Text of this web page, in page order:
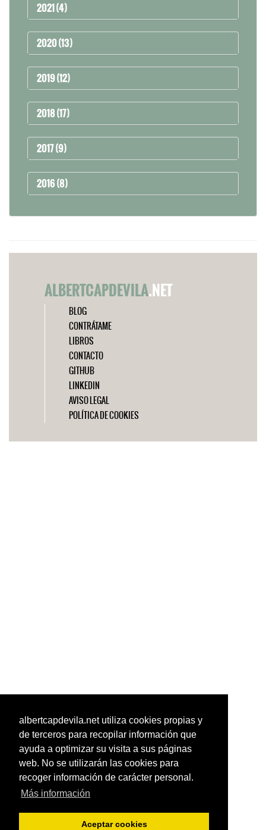
albertcapdevila.net utiliza cookies propias y
de terceros para recopilar información que
ayuda a optimizar su visita a sus páginas
web. No se utilizarán las cookies para
recoger información de carácter personal.
Más información
Aceptar cookies
2021 (4)
2020 (13)
2019 (12)
2018 (17)
2017 (9)
2016 (8)
ALBERTCAPDEVILA.NET
BLOG
CONTRÁTAME
LIBROS
CONTACTO
GITHUB
LINKEDIN
AVISO LEGAL
POLÍTICA DE COOKIES